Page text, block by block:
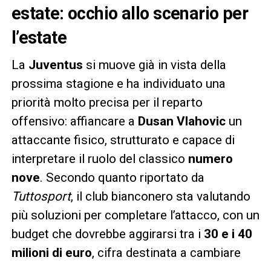
estate: occhio allo scenario per
l’estate
La Juventus si muove già in vista della
prossima stagione e ha individuato una
priorità molto precisa per il reparto
offensivo: affiancare a Dusan Vlahovicun
attaccante fisico, strutturato e capace di
interpretare il ruolo del classico numero
nove. Secondo quanto riportato da
Tuttosport, il club bianconero sta valutando
più soluzioni per completare l’attacco, con un
budget che dovrebbe aggirarsi tra i 30 e i 40
milioni di euro, cifra destinata a cambiare